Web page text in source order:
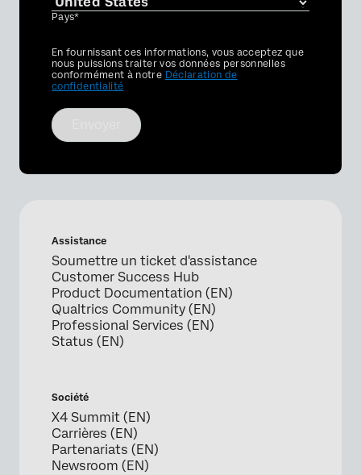
Pays*
Privacy
Optin
En fournissant ces informations, vous acceptez que
nous puissions traiter vos données personnelles
conformément à notre Déclaration de
confidentialité
Assistance
Soumettre un ticket d'assistance
Customer Success Hub
Product Documentation (EN)
Qualtrics Community (EN)
Professional Services (EN)
Status (EN)
Société
X4 Summit (EN)
Carrières (EN)
Partenariats (EN)
Newsroom (EN)